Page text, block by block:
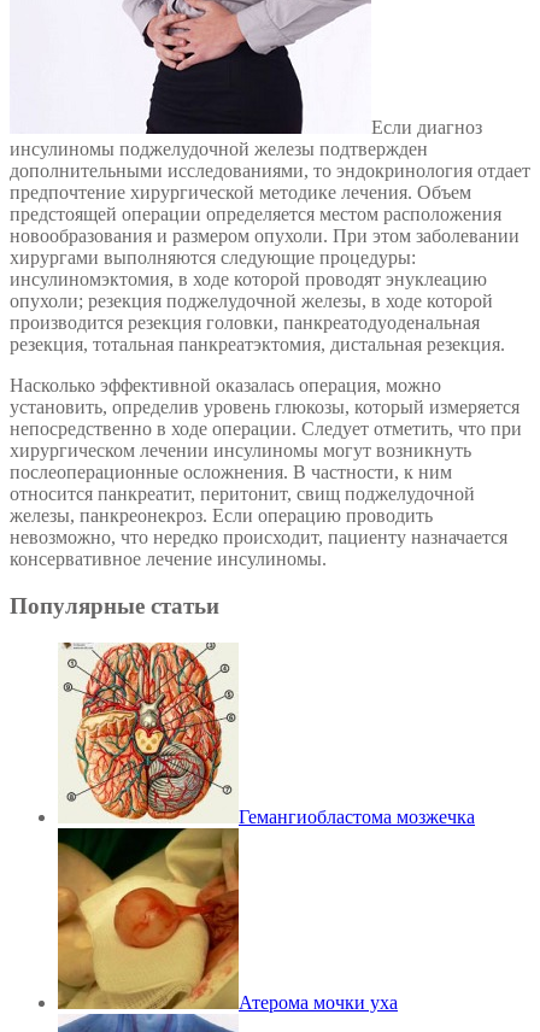
Если диагноз
инсулиномы поджелудочной железы подтвержден
дополнительными исследованиями, то эндокринология отдает
предпочтение хирургической методике лечения. Объем
предстоящей операции определяется местом расположения
новообразования и размером опухоли. При этом заболевании
хирургами выполняются следующие процедуры:
инсулиномэктомия, в ходе которой проводят энуклеацию
опухоли; резекция поджелудочной железы, в ходе которой
производится резекция головки, панкреатодуоденальная
резекция, тотальная панкреатэктомия, дистальная резекция.
Насколько эффективной оказалась операция, можно
установить, определив уровень глюкозы, который измеряется
непосредственно в ходе операции. Следует отметить, что при
хирургическом лечении инсулиномы могут возникнуть
послеоперационные осложнения. В частности, к ним
относится панкреатит, перитонит, свищ поджелудочной
железы, панкреонекроз. Если операцию проводить
невозможно, что нередко происходит, пациенту назначается
консервативное лечение инсулиномы.
Популярные статьи
Гемангиобластома мозжечка
Атерома мочки уха